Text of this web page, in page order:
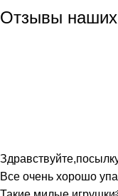
Отзывы наших
Все очень хорошо